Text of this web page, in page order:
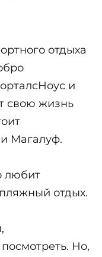
отдыха
и
свою жизнь
Магалуф.
любит
отдых.
Но,